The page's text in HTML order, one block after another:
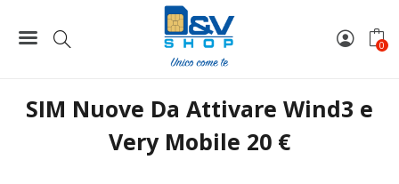
0
SIM Nuove Da Attivare Wind3 e Very Mobile 20 €
SIM Nuove Da Attivare Wind3 e
Very Mobile 20 €